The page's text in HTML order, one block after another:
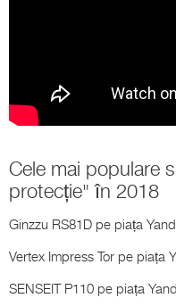
Cele mai populare
protecție" în 2018
Ginzzu RS81D pe piața
Vertex Impress Tor pe piața
SENSEIT P110 pe piața